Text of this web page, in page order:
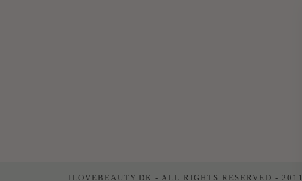
ILOVEBEAUTY.DK - ALL RIGHTS RESERVED - 2011